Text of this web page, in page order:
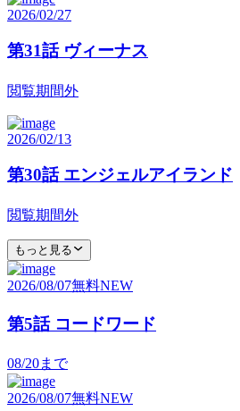
2026/02/27
第31話 ヴィーナス
閲覧期間外
2026/02/13
第30話 エンジェルアイランド
閲覧期間外
もっと見る
2026/08/07無料NEW
第5話 コードワード
08/20まで
2026/08/07無料NEW